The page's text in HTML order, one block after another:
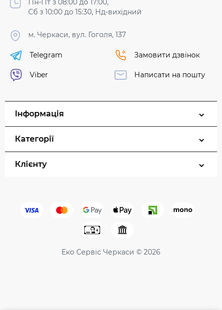
Пн-Пт з 08:00 до 17:00,
Сб з 10:00 до 15:30, Нд-вихідний
м. Черкаси, вул. Гоголя, 137
Telegram
Viber
Замовити дзвінок
Написати на пошту
Інформація
Категорії
Клієнту
Еко Сервіс Черкаси © 2026